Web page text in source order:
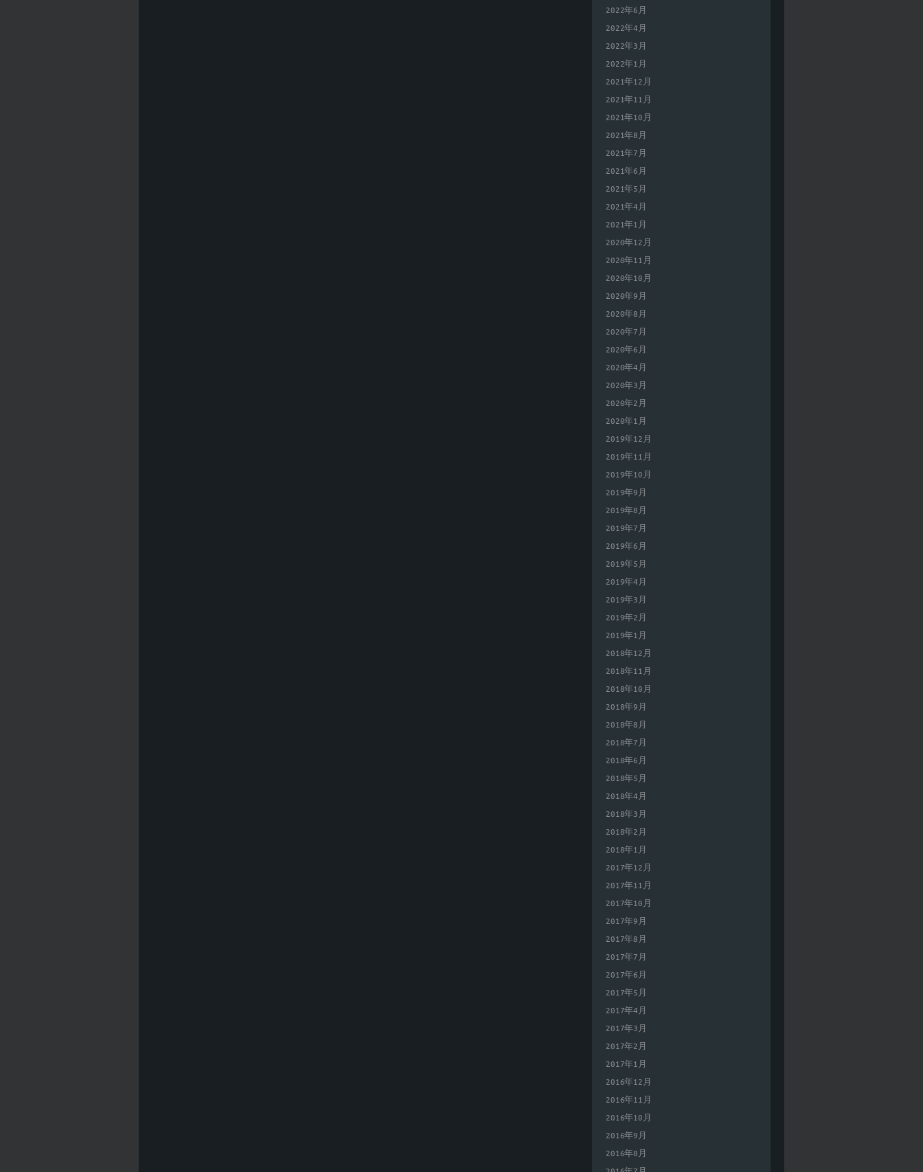
2022年6月
2022年4月
2022年3月
2022年1月
2021年12月
2021年11月
2021年10月
2021年8月
2021年7月
2021年6月
2021年5月
2021年4月
2021年1月
2020年12月
2020年11月
2020年10月
2020年9月
2020年8月
2020年7月
2020年6月
2020年4月
2020年3月
2020年2月
2020年1月
2019年12月
2019年11月
2019年10月
2019年9月
2019年8月
2019年7月
2019年6月
2019年5月
2019年4月
2019年3月
2019年2月
2019年1月
2018年12月
2018年11月
2018年10月
2018年9月
2018年8月
2018年7月
2018年6月
2018年5月
2018年4月
2018年3月
2018年2月
2018年1月
2017年12月
2017年11月
2017年10月
2017年9月
2017年8月
2017年7月
2017年6月
2017年5月
2017年4月
2017年3月
2017年2月
2017年1月
2016年12月
2016年11月
2016年10月
2016年9月
2016年8月